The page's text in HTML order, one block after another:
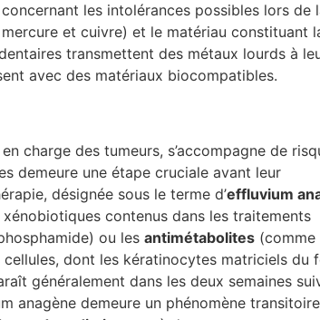
les intolérances possibles lors de
et cuivre) et le matériau constituant
transmettent des métaux lourds à
avec des matériaux biocompatibles.
charge des tumeurs, s’accompagne de
demeure une étape cruciale avant leur
désignée sous le terme d’effluvium
contenus dans les traitements
ou les antimétabolites (comme
dont les kératinocytes matriciels du
généralement dans les deux semaines
anagène demeure un phénomène